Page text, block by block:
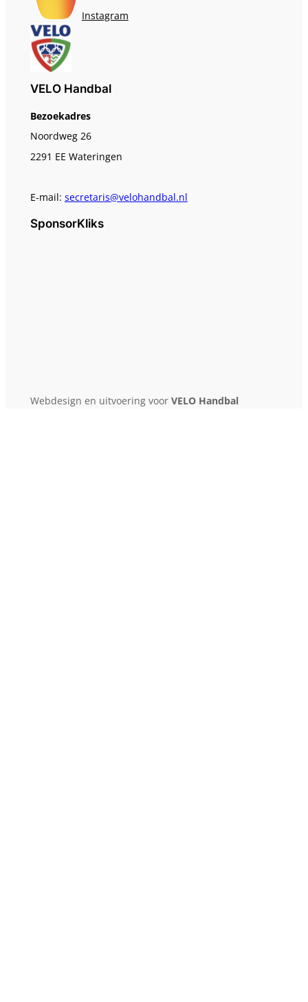
Instagram
VELO Handbal
Bezoekadres
Noordweg 26
2291 EE Wateringen
E-mail: secretaris@velohandbal.nl
SponsorKliks
Webdesign en uitvoering voor VELO Handbal